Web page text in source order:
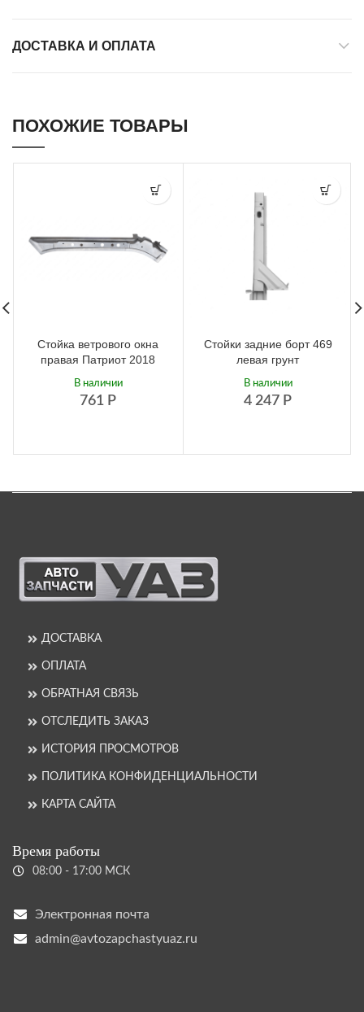
ДОСТАВКА И ОПЛАТА
ПОХОЖИЕ ТОВАРЫ
Стойка ветрового окна
правая Патриот 2018
761 Р
В наличии
Стойки задние борт 469
левая грунт
4 247 Р
В наличии
ДОСТАВКА
ОПЛАТА
ОБРАТНАЯ СВЯЗЬ
ОТСЛЕДИТЬ ЗАКАЗ
ИСТОРИЯ ПРОСМОТРОВ
ПОЛИТИКА КОНФИДЕНЦИАЛЬНОСТИ
КАРТА САЙТА
Время работы
08:00 - 17:00 МСК
Электронная почта
admin@avtozapchastyuaz.ru